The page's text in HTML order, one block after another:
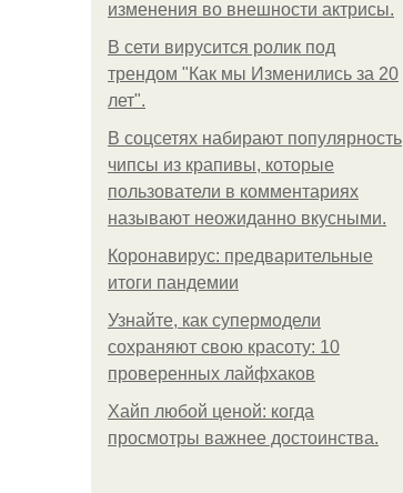
изменения во внешности актрисы.
В сети вирусится ролик под
трендом "Как мы Изменились за 20
лет".
В соцсетях набирают популярность
чипсы из крапивы, которые
пользователи в комментариях
называют неожиданно вкусными.
Коронавирус: предварительные
итоги пандемии
Узнайте, как супермодели
сохраняют свою красоту: 10
проверенных лайфхаков
Хайп любой ценой: когда
просмотры важнее достоинства.